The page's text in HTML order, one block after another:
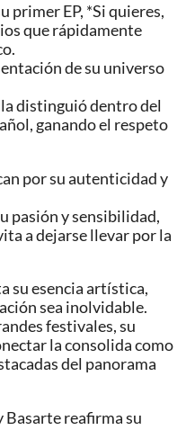
primer EP, *Si quieres,
que rápidamente
de su universo
distinguió dentro del
ganando el respeto
por su autenticidad y
pasión y sensibilidad,
a dejarse llevar por la
su esencia artística,
sea inolvidable.
festivales, su
la consolida como
del panorama
Basarte reafirma su